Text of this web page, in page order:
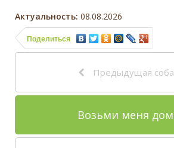
Актуальность: 08.08.2026
Поделиться
Предыдущая
Возьми меня